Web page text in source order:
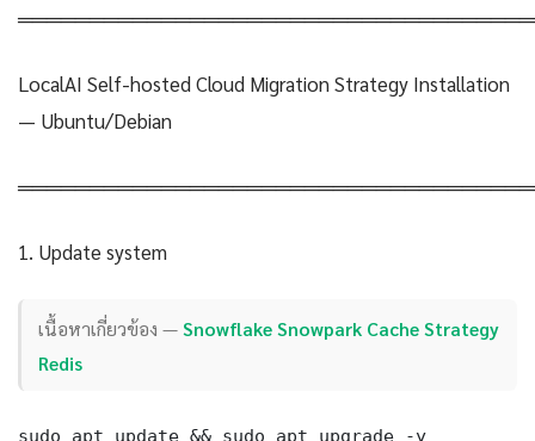
LocalAI Self-hosted Cloud Migration Strategy Installation
— Ubuntu/Debian
1. Update system
เนื้อหาเกี่ยวข้อง —Snowflake Snowpark Cache Strategy
Redis
sudo apt update && sudo apt upgrade -y